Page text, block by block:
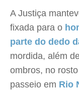
A Justiça
fixada para o
parte do dedo
mordida, além
ombros, no
passeio em Rio